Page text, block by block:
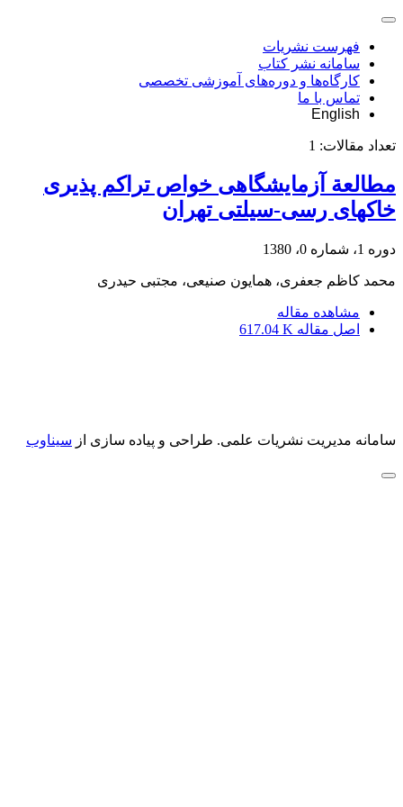
فهرست نشریات
سامانه نشر کتاب
کارگاه‌ها و دوره‌های آموزشی تخصصی
تماس با ما
English
تعداد مقالات: 1
مطالعة آزمایشگاهی خواص تراکم پذیری
خاکهای رسی-سیلتی تهران
دوره 1، شماره 0، 1380
محمد کاظم جعفری، همایون صنیعی، مجتبی حیدری
مشاهده مقاله
اصل مقاله 617.04 K
سامانه مدیریت نشریات علمی. طراحی و پیاده سازی از سیناوب